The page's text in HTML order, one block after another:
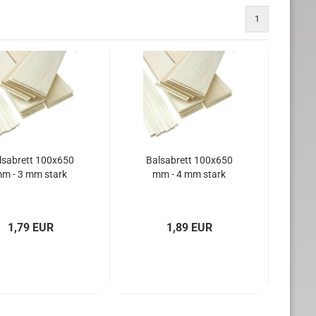
1
100x650
- 3 mm stark
1,79 EUR
Balsabrett 100x650
mm - 4 mm stark
1,89 EUR